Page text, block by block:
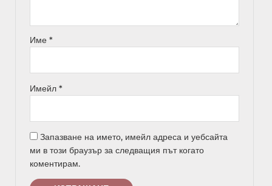
Име *
Имейл *
Запазване на името, имейл адреса и уебсайта
ми в този браузър за следващия път когато
коментирам.